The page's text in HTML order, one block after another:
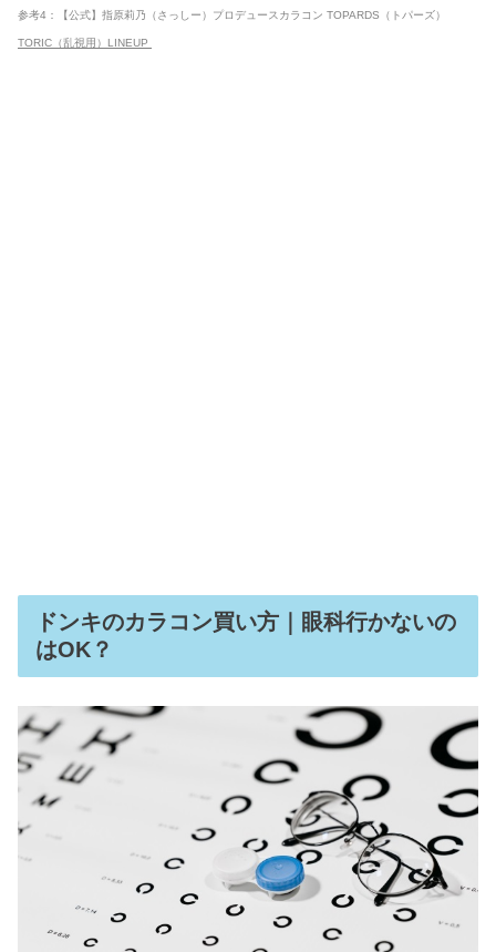
参考4：【公式】指原莉乃（さっしー）プロデュースカラコン TOPARDS（トパーズ）
TORIC（乱視用）LINEUP
ドンキのカラコン買い方｜眼科行かないの
はOK？